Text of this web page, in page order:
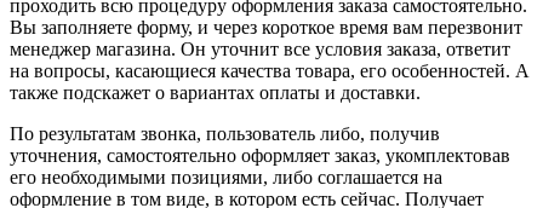
проходить всю процедуру оформления заказа самостоятельно.
Вы заполняете форму, и через короткое время вам перезвонит
менеджер магазина. Он уточнит все условия заказа, ответит
на вопросы, касающиеся качества товара, его особенностей. А
также подскажет о вариантах оплаты и доставки.
По результатам звонка, пользователь либо, получив
уточнения, самостоятельно оформляет заказ, укомплектовав
его необходимыми позициями, либо соглашается на
оформление в том виде, в котором есть сейчас. Получает